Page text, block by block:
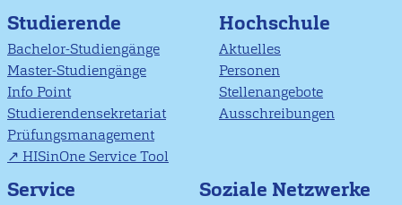
Studierende
Bachelor-Studiengänge
Master-Studiengänge
Info Point
Studierendensekretariat
Prüfungsmanagement
HISinOne Service Tool
Hochschule
Aktuelles
Personen
Stellenangebote
Ausschreibungen
Service Soziale Netzwerke